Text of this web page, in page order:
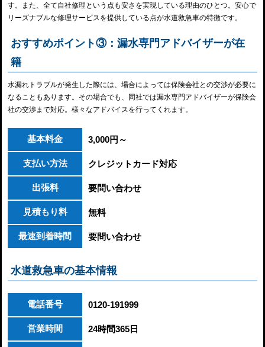
す。また、全て自社修理という点も安さを実現している理由のひとつ。安心で
リーズナブルな修理サービスを提供している点が水道救急車の特徴です。
おすすめポイント③：漏水専門アドバイザーが在
籍
水漏れトラブルが発生した際には、場合によっては保険会社との交渉が必要に
なることもあります。その場合でも、同社では漏水専門アドバイザーが保険会
社の交渉まで対応。様々なアドバイスを行ってくれます。
基本料金 3,000円～
支払い方法 クレジットカード対応
出張料 要問い合わせ
見積もり料 無料
最速到着時間 要問い合わせ
水道救急車の基本情報
電話番号 0120-191999
営業時間 24時間365日